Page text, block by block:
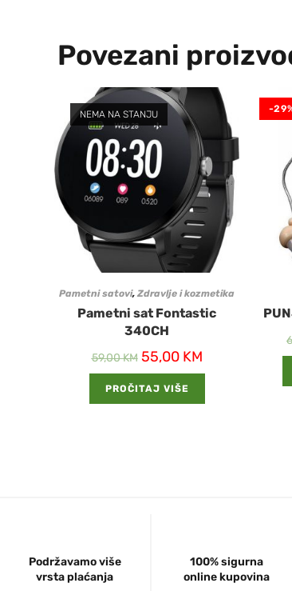
Povezani
NEMA NA STANJU
Pametni satovi, Zdravlje i kozmetika
Pametni sat Fontastic
340CH
59,00KM 55,00 KM
PROČITAJ VIŠE
-
Podržavamo više
vrsta plaćanja
100% sigurna
online kupovina